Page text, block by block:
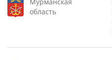
область